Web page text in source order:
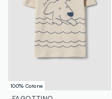
100% Cotone